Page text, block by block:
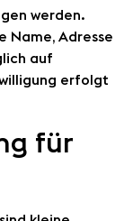
werden.
Name, Adresse
auf
erfolgt
für